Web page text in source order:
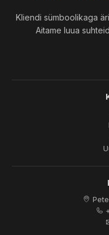
Kliendi sümboolikaga
Aitame luua